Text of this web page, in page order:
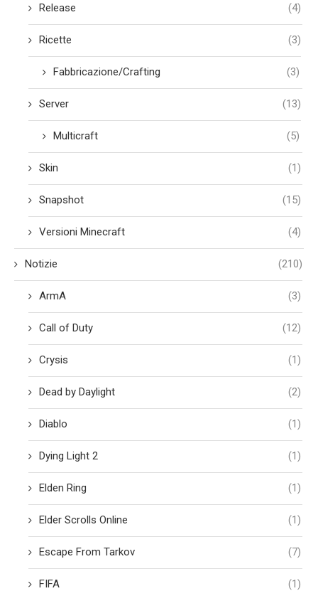
Release (4)
Ricette (3)
Fabbricazione/Crafting (3)
Server (13)
Multicraft (5)
Skin (1)
Snapshot (15)
Versioni Minecraft (4)
Notizie (210)
ArmA (3)
Call of Duty (12)
Crysis (1)
Dead by Daylight (2)
Diablo (1)
Dying Light 2 (1)
Elden Ring (1)
Elder Scrolls Online (1)
Escape From Tarkov (7)
FIFA (1)